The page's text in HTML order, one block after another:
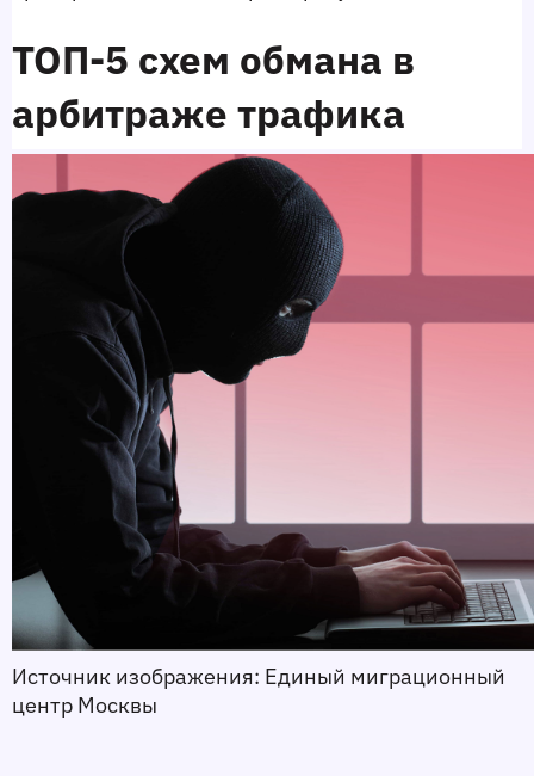
ТОП-5 схем обмана в
арбитраже трафика
Источник изображения: Единый миграционный
центр Москвы